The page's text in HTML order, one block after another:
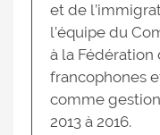
et de
l’équipe du
à la
francophones
comme
2013 à 2016.